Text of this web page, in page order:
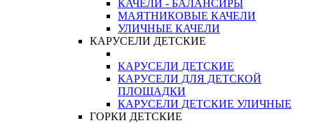
КАЧЕЛИ - БАЛАНСИРЫ
МАЯТНИКОВЫЕ КАЧЕЛИ
УЛИЧНЫЕ КАЧЕЛИ
КАРУСЕЛИ ДЕТСКИЕ
КАРУСЕЛИ ДЕТСКИЕ
КАРУСЕЛИ ДЛЯ ДЕТСКОЙ
ПЛОЩАДКИ
КАРУСЕЛИ ДЕТСКИЕ УЛИЧНЫЕ
ГОРКИ ДЕТСКИЕ